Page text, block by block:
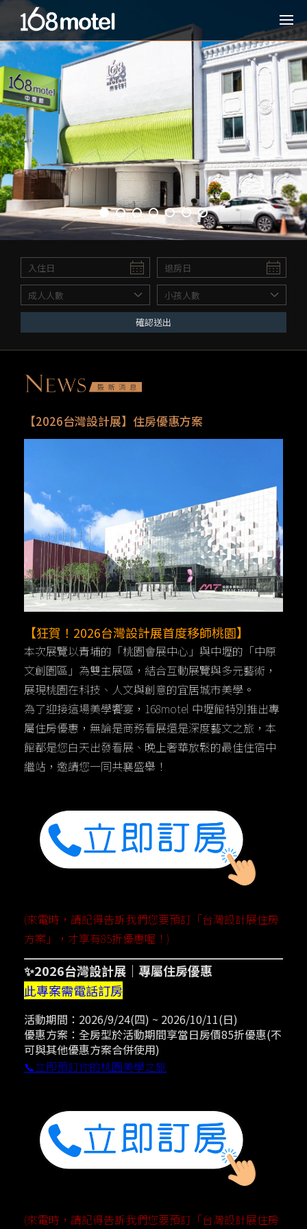
確認送出
【2026台灣設計展】住房優惠方案
【狂賀！2026台灣設計展首度移師桃園】
本次展覽以青埔的「桃園會展中心」與中壢的「中原
文創園區」為雙主展區，結合互動展覽與多元藝術，
展現桃園在科技、人文與創意的宜居城市美學。
為了迎接這場美學饗宴，168motel 中壢館特別推出專
屬住房優惠，無論是商務看展還是深度藝文之旅，本
館都是您白天出發看展、晚上奢華放鬆的最佳住宿中
繼站，邀請您一同共襄盛舉！
(來電時，請記得告訴我們您要預訂「台灣設計展住房
方案」，才享有85折優惠喔！)
✨2026台灣設計展｜專屬住房優惠
此專案需電話訂房
活動期間：2026/9/24(四) ~ 2026/10/11(日)
優惠方案：全房型於活動期間享當日房價85折優惠(不
可與其他優惠方案合併使用)
📞立即預訂你的桃園美學之旅
(來電時，請記得告訴我們您要預訂「台灣設計展住房